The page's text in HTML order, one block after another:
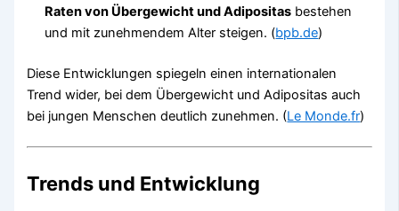
Raten von Übergewicht und Adipositas bestehen
und mit zunehmendem Alter steigen. (bpb.de)
Diese Entwicklungen spiegeln einen internationalen
Trend wider, bei dem Übergewicht und Adipositas auch
bei jungen Menschen deutlich zunehmen. (Le Monde.fr)
Trends und Entwicklung